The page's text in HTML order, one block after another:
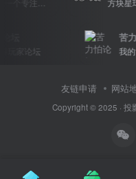
方块星球是一个专注于我的世界的中文论坛，提供丰富的资源分享、玩家交流和创意展示，包括地图、皮肤、数据包等内容，打造Minecraft玩家的专属社区乐园！
玩家论坛
苦
我
友链申请 网站
Copyright © 2025 · 投